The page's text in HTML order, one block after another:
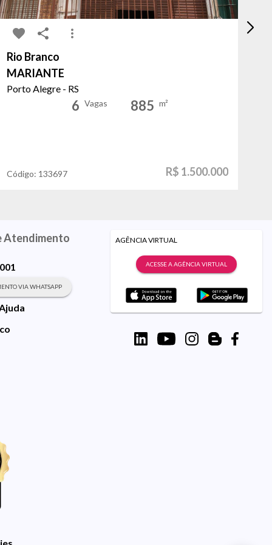
Rio Branco
MARIANTE
Porto Alegre - RS
6 Vagas 885 m²
Código: 133697 R$ 1.500.000
Atendimento
VIA WHATSAPP
AGÊNCIA VIRTUAL
ACESSE A AGÊNCIA VIRTUAL